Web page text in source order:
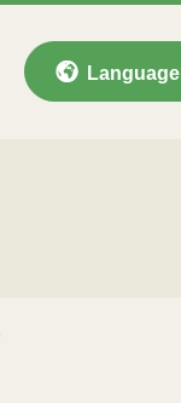
Language